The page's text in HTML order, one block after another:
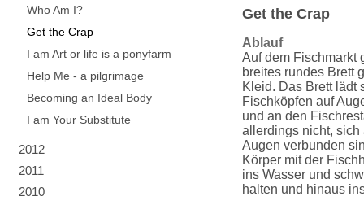
Who Am I?
Get the Crap
I am Art or life is a ponyfarm
Help Me - a pilgrimage
Becoming an Ideal Body
I am Your Substitute
2012
2011
2010
Get the Crap
Ablauf
Auf dem Fischmarkt
breites rundes Brett
Kleid. Das Brett lädt
Fischköpfen auf
und an den
allerdings nicht, sich
Augen verbunden
Körper mit der
ins Wasser und
halten und hinaus